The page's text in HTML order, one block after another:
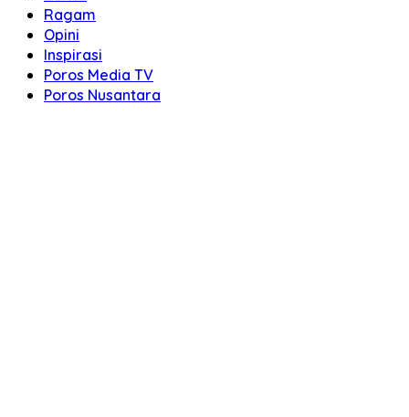
Ragam
Opini
Inspirasi
Poros Media TV
Poros Nusantara